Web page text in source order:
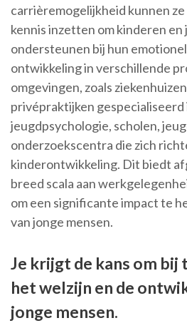
carrièremogelijkheid kunnen
kennis inzetten om kinderen
ondersteunen bij hun
ontwikkeling in verschillende
omgevingen, zoals
privépraktijken gespecialiseerd
jeugdpsychologie, scholen,
onderzoekscentra die zich
kinderontwikkeling. Dit biedt
breed scala aan
om een significante impact te
van jonge mensen.
Je krijgt de kans om bij
het welzijn en de
jonge mensen.